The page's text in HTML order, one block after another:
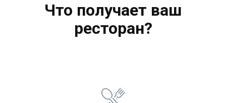
Что получает ваш
ресторан?